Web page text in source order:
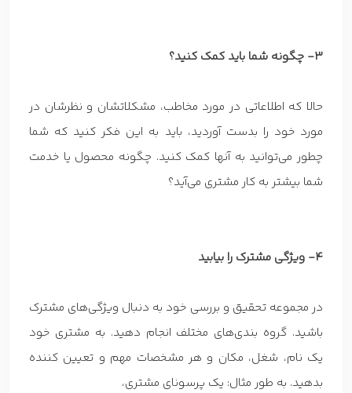
3- چگونه شما باید کمک کنید؟
حالا که اطلاعاتی در مورد مخاطب، مشکلاتشان و نظرشان در
مورد خود را بدست آوردید، باید به این فکر کنید که شما
چطور می‌توانید به آنها کمک کنید. چگونه محصول یا خدمت
شما بیشتر به کار مشتری می‌آید؟
4- ویژگی مشترک را بیابید
در مجموعه تحقیق و بررسی خود به دنبال ویژگی‌های مشترک
باشید. گروه بندی‌های مختلف انجام دهید. به مشتری خود
یک نام، شغل، مکان و هر مشخصات مهم و تعیین کننده
بدهید. به طور مثال: یک پرسونای مشتری،